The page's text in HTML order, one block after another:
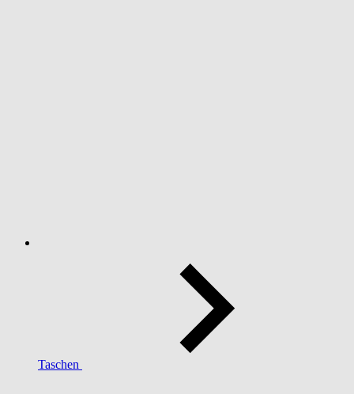
Taschen